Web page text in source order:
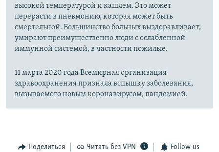
высокой температурой и кашлем. Это может
перерасти в пневмонию, которая может быть
смертельной. Большинство больных выздоравливает;
умирают преимущественно люди с ослабленной
иммунной системой, в частности пожилые.
11 марта 2020 года Всемирная организация
здравоохранения признала вспышку заболевания,
вызываемого новым коронавирусом, пандемией.
Поделиться Читать без VPN Follow us